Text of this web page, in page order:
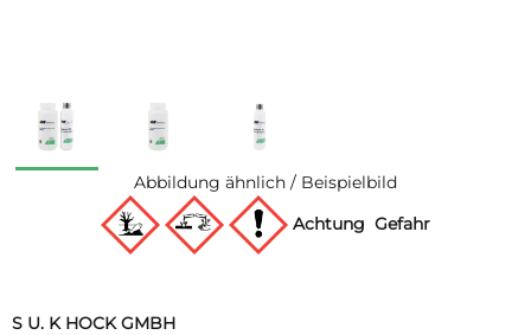
Abbildung ähnlich / Beispielbild
Achtung Gefahr
S U. K HOCK GMBH